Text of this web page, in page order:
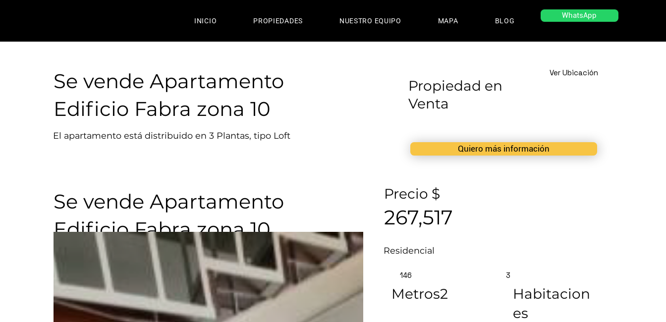
INICIO PROPIEDADES NUESTRO EQUIPO MAPA BLOG
WhatsApp
Se vende Apartamento
Edificio Fabra zona 10
El apartamento está distribuido en 3 Plantas, tipo Loft
Propiedad en
Venta
Quiero más información
Ver Ubicación
Se vende Apartamento
Edificio Fabra zona 10
Precio $
267,517
Residencial
146
Metros2
3
Habitacion
es